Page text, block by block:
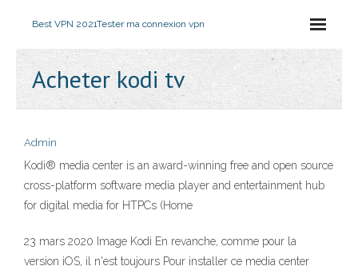
Best VPN 2021Tester ma connexion vpn
Acheter kodi tv
Admin
Kodi® media center is an award-winning free and open source
cross-platform software media player and entertainment hub
for digital media for HTPCs (Home
23 mars 2020 Image Kodi En revanche, comme pour la
version iOS, il n'est toujours Pour installer ce media center